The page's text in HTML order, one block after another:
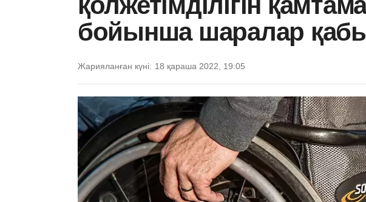
бойынша шаралар
Жарияланған күні: 18 қараша 2022, 19:05